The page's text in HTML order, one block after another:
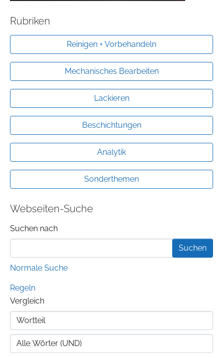
Rubriken
Reinigen + Vorbehandeln
Mechanisches Bearbeiten
Lackieren
Beschichtungen
Analytik
Sonderthemen
Webseiten-Suche
Suchformular
Suchen nach
Normale Suche
Regeln
Vergleich